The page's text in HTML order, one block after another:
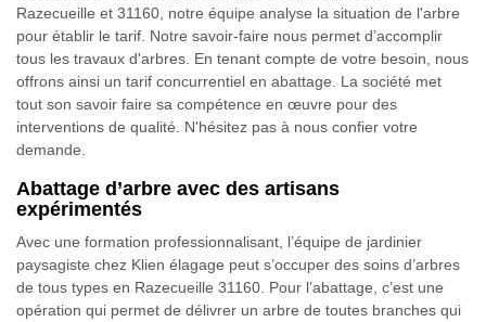
Razecueille et 31160, notre équipe analyse la situation de l'arbre
pour établir le tarif. Notre savoir-faire nous permet d’accomplir
tous les travaux d'arbres. En tenant compte de votre besoin, nous
offrons ainsi un tarif concurrentiel en abattage. La société met
tout son savoir faire sa compétence en œuvre pour des
interventions de qualité. N'hésitez pas à nous confier votre
demande.
Abattage d’arbre avec des artisans
expérimentés
Avec une formation professionnalisant, l’équipe de jardinier
paysagiste chez Klien élagage peut s’occuper des soins d’arbres
de tous types en Razecueille 31160. Pour l’abattage, c’est une
opération qui permet de délivrer un arbre de toutes branches qui